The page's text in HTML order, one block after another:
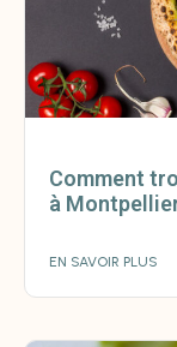
Comment
à
EN SAVOIR PLUS